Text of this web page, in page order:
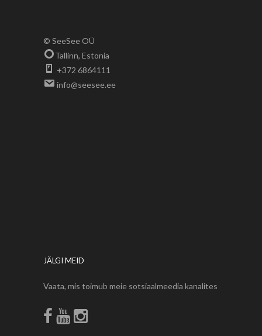
© SeeSee OÜ
Tallinn, Estonia
+372 6864111
info@seesee.ee
JÄLGI MEID
Vaata, mis toimub meie sotsiaalmeedia kanalites